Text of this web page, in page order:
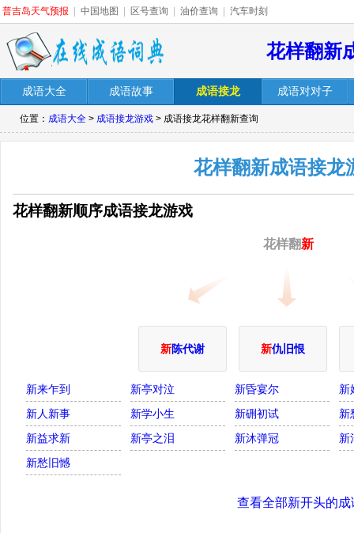
普吉岛天气预报 中国地图 区号查询 油价查询 汽车时刻
花样翻新
成语大全 成语故事 成语接龙 成语对对子
位置： 成语大全 > 成语接龙游戏 > 成语接龙花样翻新查询
花样翻新成语接龙
花样翻新顺序成语接龙游戏
花样翻新
新陈代谢 新仇旧恨
新来乍到 新亭对泣 新昏宴尔
新
新人新事
新学小生 新硎初试
新
新益求新
新亭之泪 新沐弹冠
新
新愁旧憾
查看全部新开头的成